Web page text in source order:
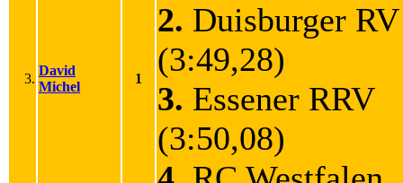
3.
David
Michel
1
2. Duisburger
(3:49,28)
3. Essener RRV
(3:50,08)